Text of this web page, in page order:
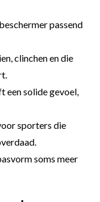
passend
clinchen en die
een solide gevoel,
sporters die
soms meer